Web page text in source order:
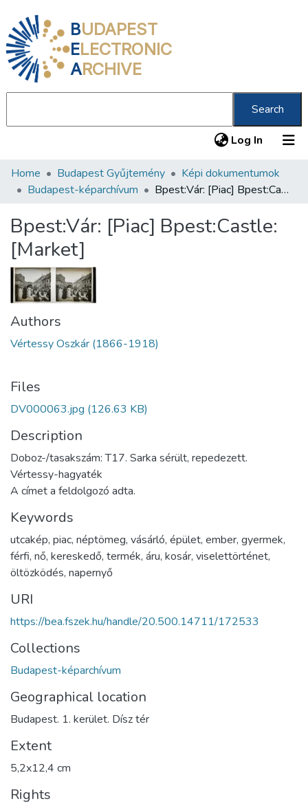
BUDAPEST
ELECTRONIC
ARCHIVE
Search
Log In (current)
Communities & Collections
Statistics
About us
Home Budapest Gyűjtemény
Képi dokumentumok
Budapest-képarchívum
Bpest:Vár: [Piac] Bpest:Castle: [Market]
Bpest:Vár: [Piac] Bpest:Castle:
[Market]
Authors
Vértessy Oszkár (1866-1918)
Files
DV000063.jpg (126.63 KB)
Description
Doboz-/tasakszám: T17. Sarka sérült, repedezett.
Vértessy-hagyaték
A címet a feldolgozó adta.
Keywords
utcakép, piac, néptömeg, vásárló, épület, ember, gyermek,
férfi, nő, kereskedő, termék, áru, kosár, viselettörténet,
öltözködés, napernyő
URI
https://bea.fszek.hu/handle/20.500.14711/172533
Collections
Budapest-képarchívum
Geographical location
Budapest. 1. kerület. Dísz tér
Extent
5,2x12,4 cm
Rights